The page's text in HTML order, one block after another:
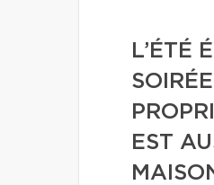
L’ÉTÉ
EST